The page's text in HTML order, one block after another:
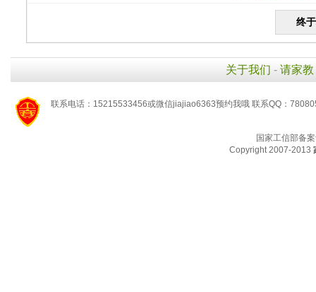
关于我们 - 请家教
联系电话：15215533456或微信jiajiao6363预约我哦 联系QQ：
国家工信部备
Copyright 2007-2013